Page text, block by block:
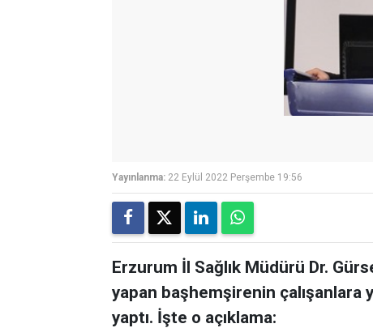
Yayınlanma: 22 Eylül 2022 Perşembe 19:56
Erzurum İl Sağlık Müdürü Dr.
yapan başhemşirenin çalışanlara
yaptı. İşte o açıklama: